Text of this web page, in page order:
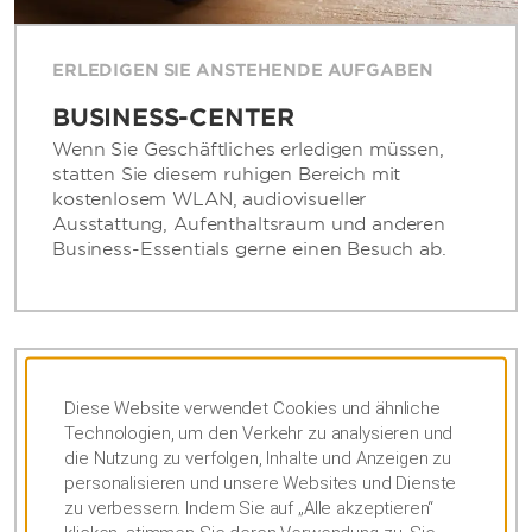
ERLEDIGEN SIE ANSTEHENDE AUFGABEN
BUSINESS-CENTER
Wenn Sie Geschäftliches erledigen müssen,
statten Sie diesem ruhigen Bereich mit
kostenlosem WLAN, audiovisueller
Ausstattung, Aufenthaltsraum und anderen
Business-Essentials gerne einen Besuch ab.
ROOFTOP-POOL UND BAR
Entspannen Sie sich bei einem Bad in unserem
Innenpool im 40. Stock und genießen Sie
anschließend ein Getränk an der Skybar –
Diese Website verwendet Cookies und ähnliche
Technologien, um den Verkehr zu analysieren und
die Nutzung zu verfolgen, Inhalte und Anzeigen zu
personalisieren und unsere Websites und Dienste
zu verbessern. Indem Sie auf „Alle akzeptieren“